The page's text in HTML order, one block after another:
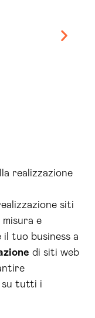
realizzazione
siti
e
tuo business a
di siti web
su tutti i